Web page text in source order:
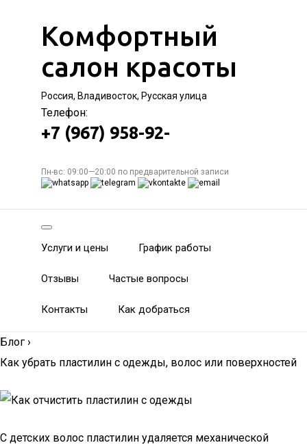
Комфортный
салон красоты
Россия, Владивосток, Русская улица
Телефон:
+7 (967) 958-92-
Пн-вс: 09:00—20:00 по предварительной записи
Услуги и цены График работы
Отзывы Частые вопросы
Контакты Как добраться
Блог ›
Как убрать пластилин с одежды, волос или поверхностей
С детских волос пластилин удаляется механической